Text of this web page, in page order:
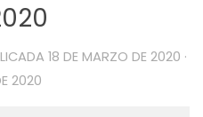
18 DE MARZO DE 2020 ·
2020